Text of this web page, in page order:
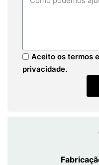
Aceito os termos
privacidade.